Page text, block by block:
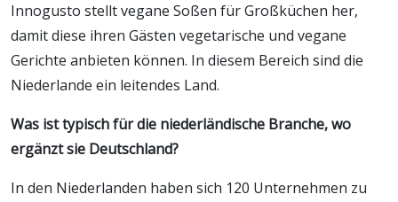
Innogusto stellt vegane Soßen für Großküchen her,
damit diese ihren Gästen vegetarische und vegane
Gerichte anbieten können. In diesem Bereich sind die
Niederlande ein leitendes Land.
Was ist typisch für die niederländische Branche, wo
ergänzt sie Deutschland?
In den Niederlanden haben sich 120 Unternehmen zu